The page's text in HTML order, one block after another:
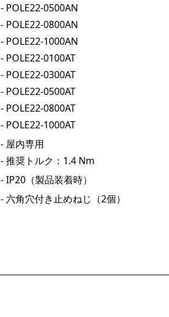
- POLE22-0500AN
- POLE22-0800AN
- POLE22-1000AN
- POLE22-0100AT
- POLE22-0300AT
- POLE22-0500AT
- POLE22-0800AT
- POLE22-1000AT
- 屋内専用
- 推奨トルク：1.4 Nm
- IP20（製品装着時）
- 六角穴付き止めねじ（2個）